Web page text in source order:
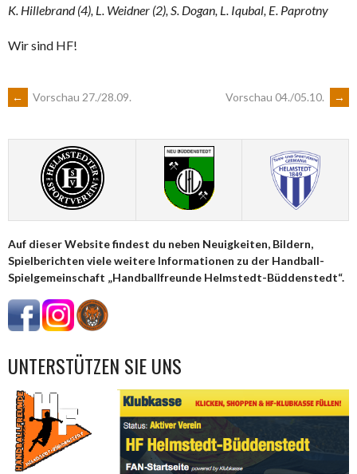
K. Hillebrand (4), L. Weidner (2), S. Dogan, L. Iqubal, E. Paprotny
Wir sind HF!
ARTIKEL-
NAVIGATION
← Vorschau 27./28.09. Vorschau 04./05.10. →
Auf dieser Website findest du neben Neuigkeiten, Bildern,
Spielberichten viele weitere Informationen zu der Handball-
Spielgemeinschaft „Handballfreunde Helmstedt-Büddenstedt“.
UNTERSTÜTZEN SIE UNS